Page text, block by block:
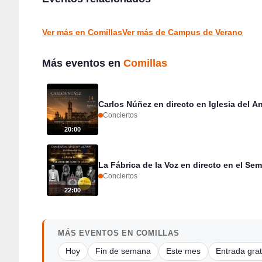
Comillas
Ver más en ComillasVer más de Campus de Verano
Más eventos en Comillas
20:00
Carlos Núñez en directo en Iglesia del
Conciertos
22:00
La Fábrica de la Voz en directo en el
Conciertos
MÁS EVENTOS EN COMILLAS
Hoy Fin de semana Este mes Entrada